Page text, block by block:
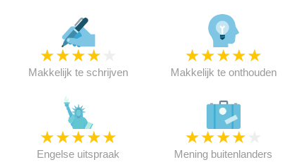
★★★★
Makkelijk te schrijven
★★★★★
Makkelijk te onthouden
★★★★★
Engelse uitspraak
★★★★
Mening buitenlanders